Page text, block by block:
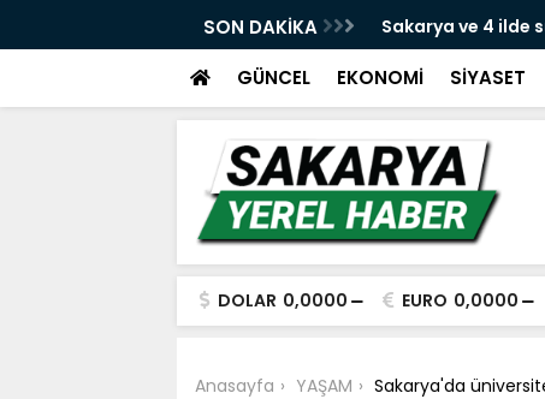
SON DAKİKA
Sakarya ve 4 ilde
yakalandı
GÜNCEL EKONOMİ SİYASET
DOLAR 0,0000 EURO 0,0000
Anasayfa YAŞAM Sakarya'da